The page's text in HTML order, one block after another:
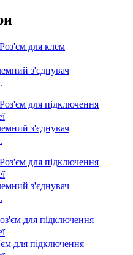
з'єднувач
з'єднувач
з'єднувач
для підключення